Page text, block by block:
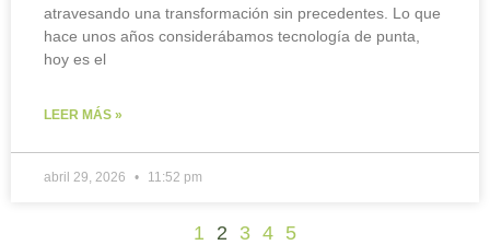
atravesando una transformación sin precedentes. Lo que
hace unos años considerábamos tecnología de punta,
hoy es el
LEER MÁS »
abril 29, 2026 11:52 pm
1 2 3 4 5